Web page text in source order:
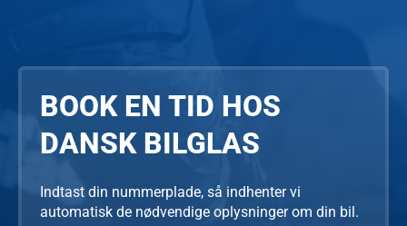
BOOK EN TID HOS
DANSK BILGLAS
Indtast din nummerplade, så indhenter vi
automatisk de nødvendige oplysninger om din bil.